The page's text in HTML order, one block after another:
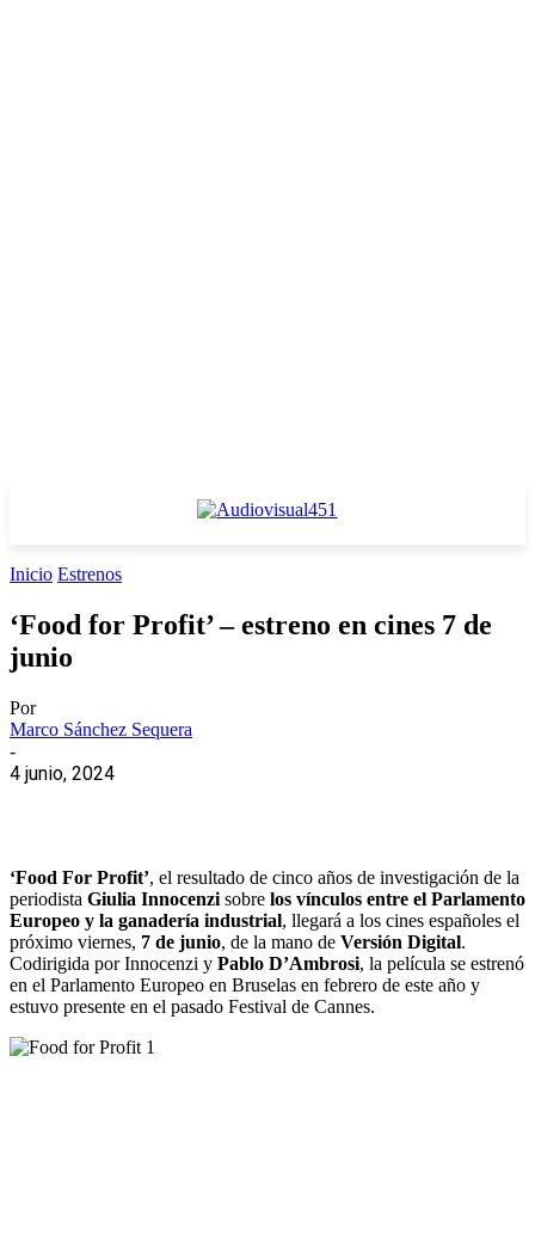
Inicio Estrenos
‘Food for Profit’ – estreno en cines 7 de
junio
Por
Marco Sánchez Sequera
-
4 junio, 2024
‘Food For Profit’, el resultado de cinco años de investigación de la
periodista Giulia Innocenzi sobre los vínculos entre el Parlamento
Europeo y la ganadería industrial, llegará a los cines españoles el
próximo viernes, 7 de junio, de la mano de Versión Digital.
Codirigida por Innocenzi y Pablo D’Ambrosi, la película se estrenó
en el Parlamento Europeo en Bruselas en febrero de este año y
estuvo presente en el pasado Festival de Cannes.